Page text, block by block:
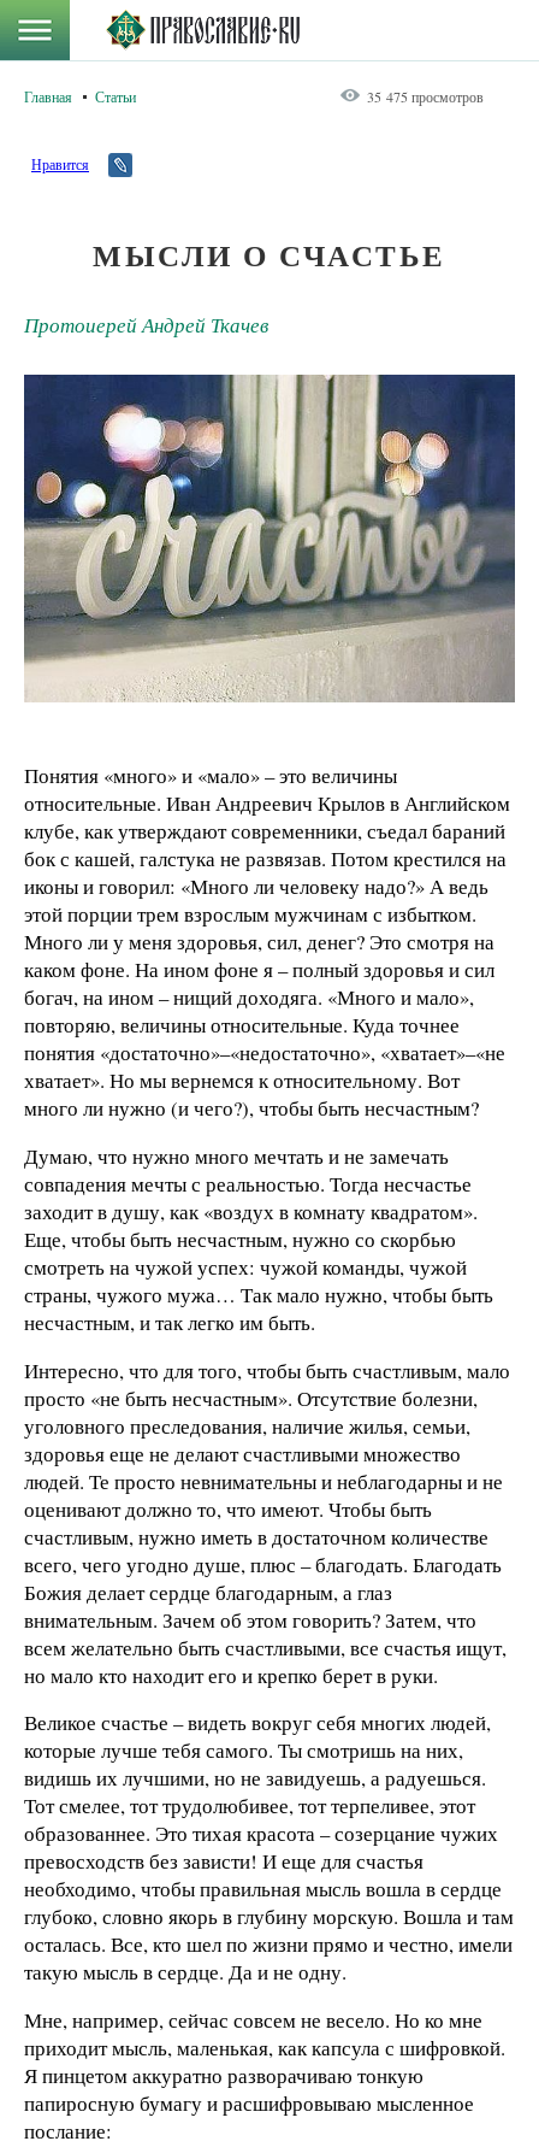
Главная Статьи 35 475 просмотров
Нравится
МЫСЛИ О СЧАСТЬЕ
Протоиерей Андрей Ткачев
Понятия «много» и «мало» – это величины
относительные. Иван Андреевич Крылов в Английском
клубе, как утверждают современники, съедал бараний
бок с кашей, галстука не развязав. Потом крестился на
иконы и говорил: «Много ли человеку надо?» А ведь
этой порции трем взрослым мужчинам с избытком.
Много ли у меня здоровья, сил, денег? Это смотря на
каком фоне. На ином фоне я – полный здоровья и сил
богач, на ином – нищий доходяга. «Много и мало»,
повторяю, величины относительные. Куда точнее
понятия «достаточно»–«недостаточно», «хватает»–«не
хватает». Но мы вернемся к относительному. Вот
много ли нужно (и чего?), чтобы быть несчастным?
Думаю, что нужно много мечтать и не замечать
совпадения мечты с реальностью. Тогда несчастье
заходит в душу, как «воздух в комнату квадратом».
Еще, чтобы быть несчастным, нужно со скорбью
смотреть на чужой успех: чужой команды, чужой
страны, чужого мужа… Так мало нужно, чтобы быть
несчастным, и так легко им быть.
Интересно, что для того, чтобы быть счастливым, мало
просто «не быть несчастным». Отсутствие болезни,
уголовного преследования, наличие жилья, семьи,
здоровья еще не делают счастливыми множество
людей. Те просто невнимательны и неблагодарны и не
оценивают должно то, что имеют. Чтобы быть
счастливым, нужно иметь в достаточном количестве
всего, чего угодно душе, плюс – благодать. Благодать
Божия делает сердце благодарным, а глаз
внимательным. Зачем об этом говорить? Затем, что
всем желательно быть счастливыми, все счастья ищут,
но мало кто находит его и крепко берет в руки.
Великое счастье – видеть вокруг себя многих людей,
которые лучше тебя самого. Ты смотришь на них,
видишь их лучшими, но не завидуешь, а радуешься.
Тот смелее, тот трудолюбивее, тот терпеливее, этот
образованнее. Это тихая красота – созерцание чужих
превосходств без зависти! И еще для счастья
необходимо, чтобы правильная мысль вошла в сердце
глубоко, словно якорь в глубину морскую. Вошла и там
осталась. Все, кто шел по жизни прямо и честно, имели
такую мысль в сердце. Да и не одну.
Мне, например, сейчас совсем не весело. Но ко мне
приходит мысль, маленькая, как капсула с шифровкой.
Я пинцетом аккуратно разворачиваю тонкую
папиросную бумагу и расшифровываю мысленное
послание: